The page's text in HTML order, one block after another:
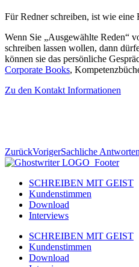
Für Redner schreiben, ist wie eine
Wenn Sie „Ausgewählte Reden“
schreiben lassen wollen, dann
können sie das persönliche
Corporate Books,
Zu den Kontakt Informationen
ZurückVorigerSachliche
SCHREIBEN MIT GEIST
Kundenstimmen
Download
Interviews
SCHREIBEN MIT GEIST
Kundenstimmen
Download